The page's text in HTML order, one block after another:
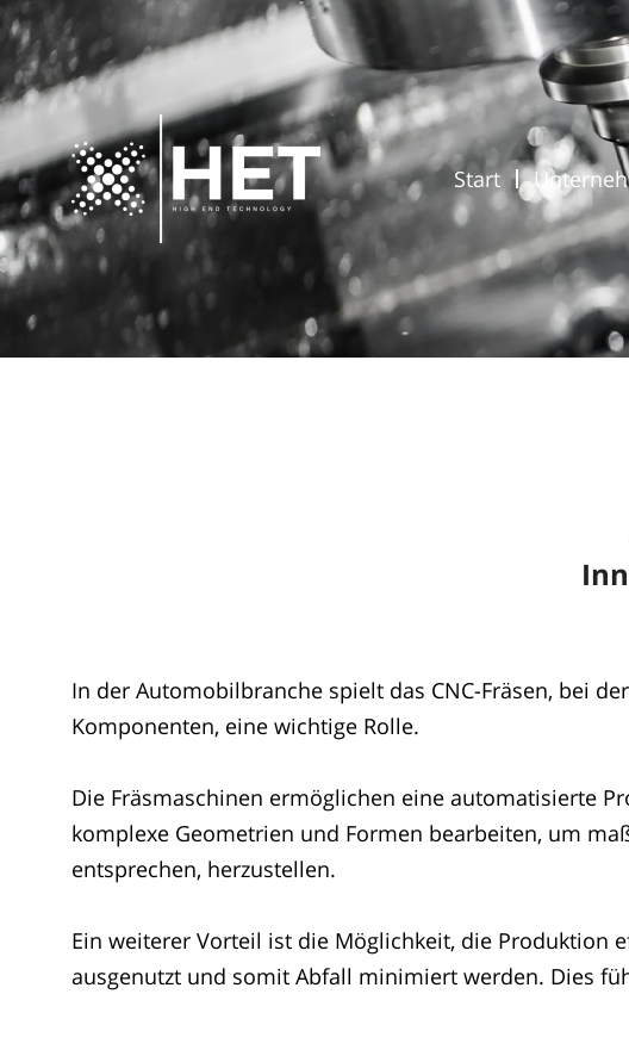
Start
In der Automobilbranche spielt das CNC-Fräsen, bei
Komponenten, eine wichtige Rolle.
Die Fräsmaschinen ermöglichen eine automatisierte
komplexe Geometrien und Formen bearbeiten, um
entsprechen, herzustellen.
Ein weiterer Vorteil ist die Möglichkeit, die Produktion
ausgenutzt und somit Abfall minimiert werden. Dies